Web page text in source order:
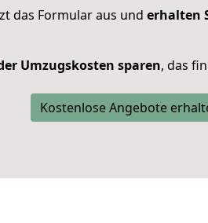
das Formular aus und erhalten
Umzugskosten sparen, das
Kostenlose Angebote